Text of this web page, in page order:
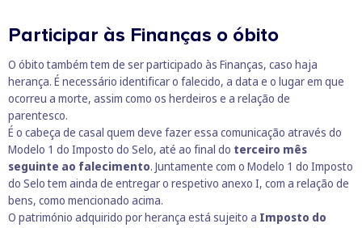
Participar às Finanças o óbito
O óbito também tem de ser participado às Finanças, caso haja
herança. É necessário identificar o falecido, a data e o lugar em que
ocorreu a morte, assim como os herdeiros e a relação de
parentesco.
É o cabeça de casal quem deve fazer essa comunicação através do
Modelo 1 do Imposto do Selo, até ao final do terceiro mês
seguinte ao falecimento. Juntamente com o Modelo 1 do Imposto
do Selo tem ainda de entregar o respetivo anexo I, com a relação de
bens, como mencionado acima.
O património adquirido por herança está sujeito a Imposto do